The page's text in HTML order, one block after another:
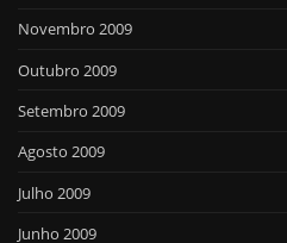
Novembro 2009
Outubro 2009
Setembro 2009
Agosto 2009
Julho 2009
Junho 2009